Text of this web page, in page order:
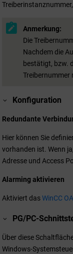
Anmerkung:
Die
Nachdem die
bestätigt, bzw.
Treibernummer
Konfiguration
Redundante
Hier können Sie
vorhanden ist. Wenn
Adresse und Access
Alarming aktivieren
Aktiviert dasWinCC
PG/PC-
Über diese
Windows-